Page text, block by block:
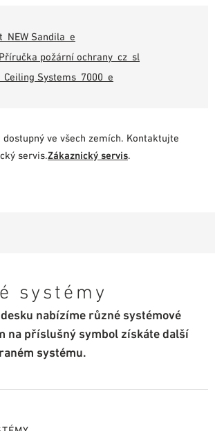
Sandila_e
požární ochrany_cz_sl
Systems_7000_e
ve všech zemích. Kontaktujte
servis.Zákaznický servis.
systémy
nabízíme různé systémové
na příslušný symbol získáte další
systému.